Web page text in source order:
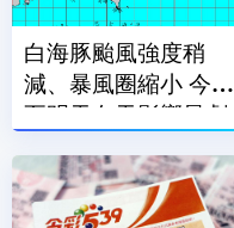
白海豚颱風強度稍
減、暴風圈縮小 今晚
至明天白天影響最劇